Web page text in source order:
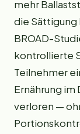
mehr
die Sättigung
BROAD-
kontrollierte
Teilnehmer
Ernährung
verloren —